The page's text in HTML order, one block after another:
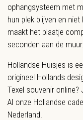
ophangsysteem met
hun plek blijven en
maakt het plaatje
seconden aan de muur.
Hollandse Huisjes is
origineel Hollands
Texel souvenir online?
Al onze Hollandse
Nederland.